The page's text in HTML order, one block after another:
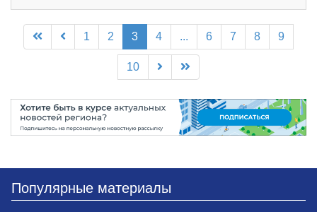
1 2 3 4 ... 6 7 8 9
10
Популярные материалы